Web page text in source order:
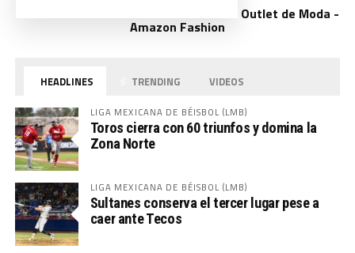
Outlet de Moda -
Amazon Fashion
HEADLINES TRENDING VIDEOS
LIGA MEXICANA DE BÉISBOL (LMB)
Toros cierra con 60 triunfos y domina la
Zona Norte
LIGA MEXICANA DE BÉISBOL (LMB)
Sultanes conserva el tercer lugar pese a
caer ante Tecos